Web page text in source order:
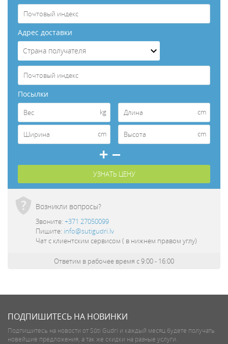
Aдрес доставки
Посылки
kg cm
cm cm
Возникли вопросы?
Звоните: +371 27050099
Пишите: info@sutigudri.lv
Чат с клиентским сервисом ( в нижнем правом углу)
Ответим в рабочее время с 9:00 - 16:00
ПОДПИШИТЕСЬ НА НОВИНКИ
Подпишитесь на новости от Sūti Gudri и каждый месяц будете получать
новейшие предложения, а так же скидки на разные услуги.